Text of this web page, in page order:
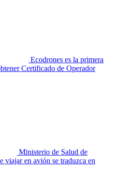
Ecodrones es la primera
Certificado de Operador
Ministerio de Salud de
viajar en avión se traduzca en